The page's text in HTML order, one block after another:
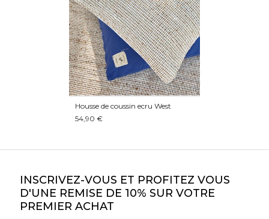
Housse de coussin ecru West
54,90 €
INSCRIVEZ-VOUS ET PROFITEZ VOUS
D'UNE REMISE DE 10% SUR VOTRE
PREMIER ACHAT